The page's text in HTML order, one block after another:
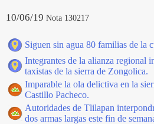
10/06/19 Nota 130217
Siguen sin agua 80 familias de la
Integrantes de la alianza regional
taxistas de la sierra de Zongolica.
Imparable la ola delictiva en la
Castillo Pacheco.
Autoridades de Tlilapan
dos armas largas este fin de